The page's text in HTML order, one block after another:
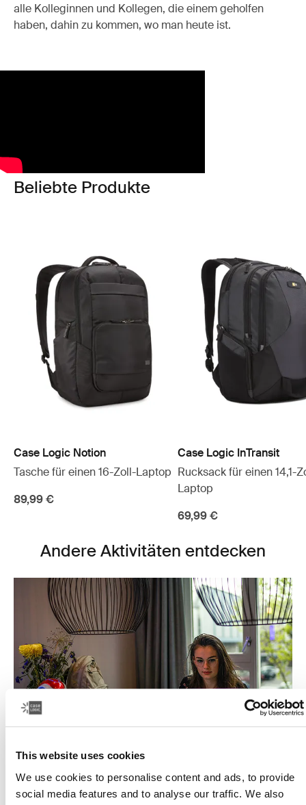
This website uses cookies
We use cookies to personalise content and ads, to provide
social media features and to analyse our traffic. We also
alle Kolleginnen und Kollegen, die einem geholfen
haben, dahin zu kommen, wo man heute ist.
Beliebte Produkte
Case Logic Notion
Tasche für einen 16-Zoll-Laptop
89,99 €
Case Logic InTransit
Rucksack für einen 14,1-
Laptop
69,99 €
Andere Aktivitäten entdecken
Lernen leicht gemacht